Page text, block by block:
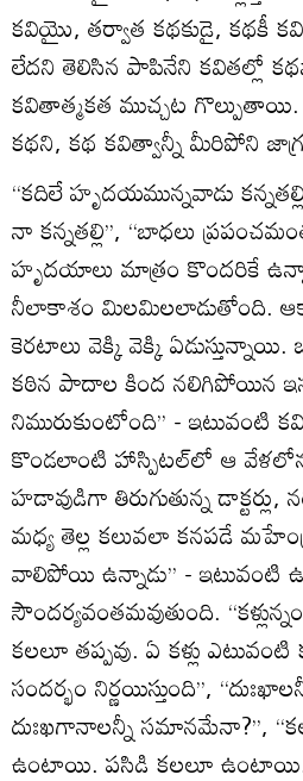
కవియైు, తర్వాత కథకుడై, కథకీ
లేదని తెలిసిన పాపినేని కవితల్లో
కవితాత్మకత ముచ్చట
కథని, కథ కవిత్వాన్నీ మీరిపోని
‘‘కదిలే హృదయమున్నవాడు
నా కన్నతల్లి’’, ‘‘బాధలు
హృదయాలు మాత్రం కొందరికే
నీలాకాశం మిలమిలలాడుతోంది.
కెరటాలు వెక్కి వెక్కి ఏడుస్తున్నాయి.
కఠిన పాదాల కింద నలిగిపోయిన
నిమురుకుంటోంది’’ - ఇటువంటి
కొండలాంటి హాస్పిటల్‌లో ఆ
హడావుడిగా తిరుగుతున్న డాక్టర్లు,
మధ్య తెల్ల కలువలా కనపడే
వాలిపోయి ఉన్నాడు’’ -
సౌందర్యవంతమవుతుంది.
కలలూ తప్పవు. ఏ కళ్లు
సందర్భం నిర్ణయిస్తుంది’’,
దుఃఖగానాలన్నీ సమానమేనా?’’,
ఉంటాయి. పసిడి కలలూ